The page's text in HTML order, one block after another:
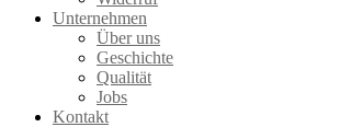
Unternehmen
Über uns
Geschichte
Qualität
Jobs
Kontakt